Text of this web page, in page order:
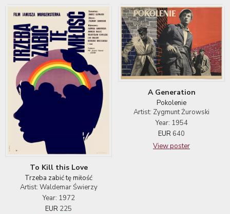
To Kill this Love
Trzeba zabić tę miłość
Artist: Waldemar Świerzy
Year: 1972
EUR 225
A Generation
Pokolenie
Artist: Zygmunt Żurowski
Year: 1954
EUR 640
View poster